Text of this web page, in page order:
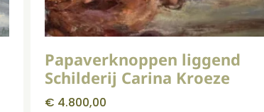
Papaverknoppen liggend
Schilderij Carina Kroeze
€ 4.800,00